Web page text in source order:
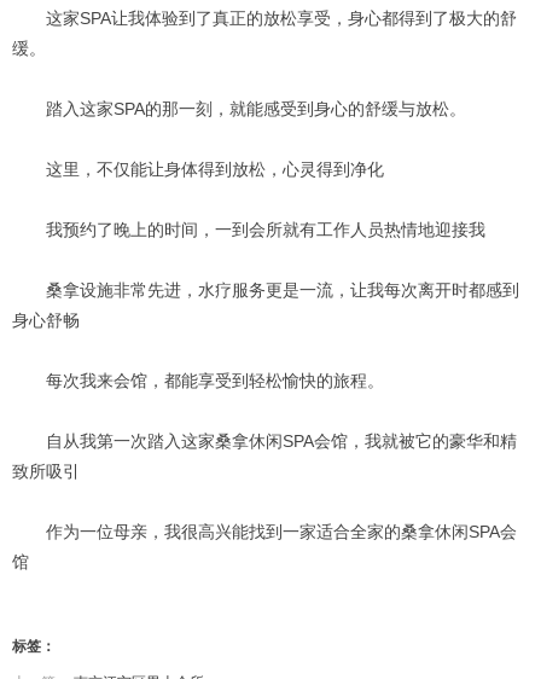
这家SPA让我体验到了真正的放松享受，身心都得到了极大的舒
缓。
踏入这家SPA的那一刻，就能感受到身心的舒缓与放松。
这里，不仅能让身体得到放松，心灵得到净化
我预约了晚上的时间，一到会所就有工作人员热情地迎接我
桑拿设施非常先进，水疗服务更是一流，让我每次离开时都感到
身心舒畅
每次我来会馆，都能享受到轻松愉快的旅程。
自从我第一次踏入这家桑拿休闲SPA会馆，我就被它的豪华和精
致所吸引
作为一位母亲，我很高兴能找到一家适合全家的桑拿休闲SPA会
馆
标签：